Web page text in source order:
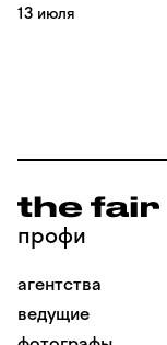
13 июля
профи
агентства
ведущие